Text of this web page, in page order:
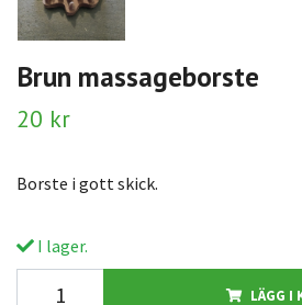
Brun massageborste
20 kr
Borste i gott skick.
I lager.
LÄGG I